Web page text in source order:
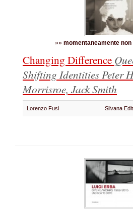
»» momentaneamente
Changing Difference
Shifting IdentitiesPeter
Morrisroe, Jack Smith
Lorenzo Fusi Silvana